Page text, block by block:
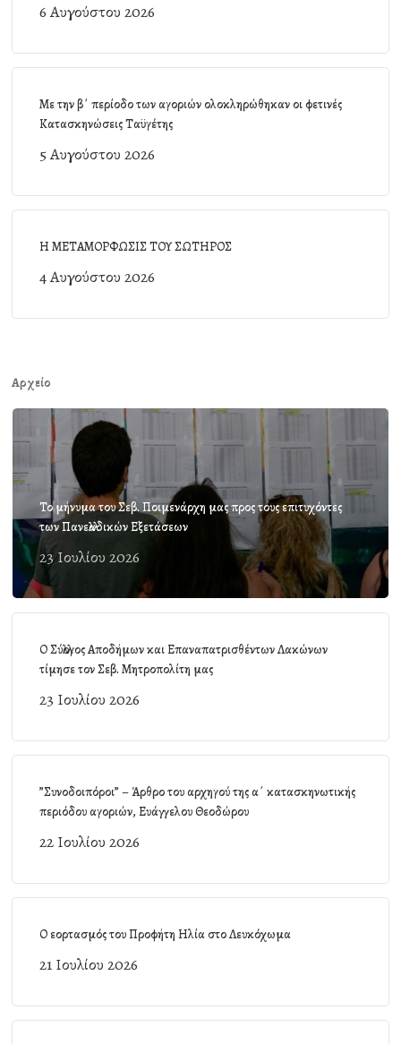
6 Αυγούστου 2026
Με την β΄ περίοδο των αγοριών ολοκληρώθηκαν οι φετινές
Κατασκηνώσεις Ταϋγέτης
5 Αυγούστου 2026
Η ΜΕΤΑΜΟΡΦΩΣΙΣ ΤΟΥ ΣΩΤΗΡΟΣ
4 Αυγούστου 2026
Αρχείο
Το μήνυμα του Σεβ. Ποιμενάρχη μας προς τους επιτυχόντες
των Πανελλαδικών Εξετάσεων
23 Ιουλίου 2026
Ο Σύλλογος Αποδήμων και Επαναπατρισθέντων Λακώνων
τίμησε τον Σεβ. Μητροπολίτη μας
23 Ιουλίου 2026
”Συνοδοιπόροι” – Άρθρο του αρχηγού της α΄ κατασκηνωτικής
περιόδου αγοριών, Ευάγγελου Θεοδώρου
22 Ιουλίου 2026
Ο εορτασμός του Προφήτη Ηλία στο Λευκόχωμα
21 Ιουλίου 2026